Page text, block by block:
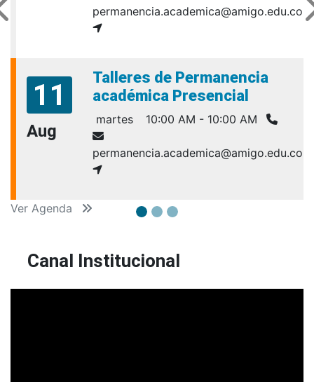
permanencia.academica@amigo.edu.co
11
Aug
Talleres de Permanencia
académica Presencial
martes 10:00 AM - 10:00 AM
permanencia.academica@amigo.edu.co
Ver Agenda
Canal Institucional